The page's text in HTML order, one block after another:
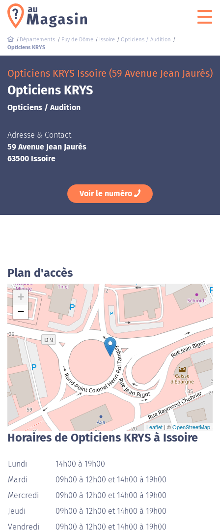
Départements Puy de Dôme Issoire
Opticiens / Audition
Opticiens KRYS
Opticiens KRYS Issoire (59 Avenue Jean Jaurès)
Opticiens KRYS
Opticiens / Audition
Adresse & Contact
59 Avenue Jean Jaurès
63500 Issoire
Voir le numéro
Plan d'accès
+
−
Leaflet | ©OpenStreetMap
Horaires de Opticiens KRYS à Issoire
Lundi
14h00 à 19h00
Mardi
09h00 à 12h00 et 14h00 à 19h00
Mercredi
09h00 à 12h00 et 14h00 à 19h00
Jeudi
09h00 à 12h00 et 14h00 à 19h00
Vendredi
09h00 à 12h00 et 14h00 à 19h00